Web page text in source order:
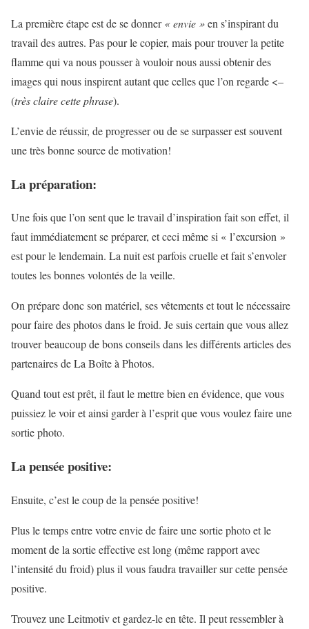
La première étape est de se donner« envie »en s’inspirant du
travail des autres. Pas pour le copier, mais pour trouver la petite
flamme qui va nous pousser à vouloir nous aussi obtenir des
images qui nous inspirent autant que celles que l’on regarde <–
(très claire cette phrase).
L’envie de réussir, de progresser ou de se surpasser est souvent
une très bonne source de motivation!
La préparation:
Une fois que l’on sent que le travail d’inspiration fait son effet, il
faut immédiatement se préparer, et ceci même si « l’excursion »
est pour le lendemain. La nuit est parfois cruelle et fait s’envoler
toutes les bonnes volontés de la veille.
On prépare donc son matériel, ses vêtements et tout le nécessaire
pour faire des photos dans le froid. Je suis certain que vous allez
trouver beaucoup de bons conseils dans les différents articles des
partenaires de La Boîte à Photos.
Quand tout est prêt, il faut le mettre bien en évidence, que vous
puissiez le voir et ainsi garder à l’esprit que vous voulez faire une
sortie photo.
La pensée positive:
Ensuite, c’est le coup de la pensée positive!
Plus le temps entre votre envie de faire une sortie photo et le
moment de la sortie effective est long (même rapport avec
l’intensité du froid) plus il vous faudra travailler sur cette pensée
positive.
Trouvez une Leitmotiv et gardez-le en tête. Il peut ressembler à